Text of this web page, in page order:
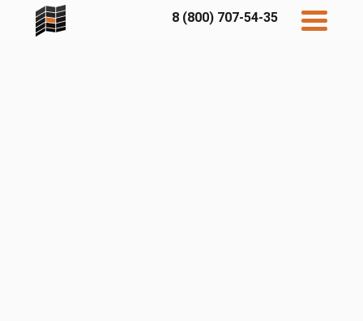
8 (800) 707-54-35